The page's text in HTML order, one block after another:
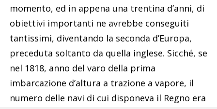
momento, ed in appena una trentina d’anni, di
obiettivi importanti ne avrebbe conseguiti
tantissimi, diventando la seconda d’Europa,
preceduta soltanto da quella inglese. Sicché, se
nel 1818, anno del varo della prima
imbarcazione d’altura a trazione a vapore, il
numero delle navi di cui disponeva il Regno era